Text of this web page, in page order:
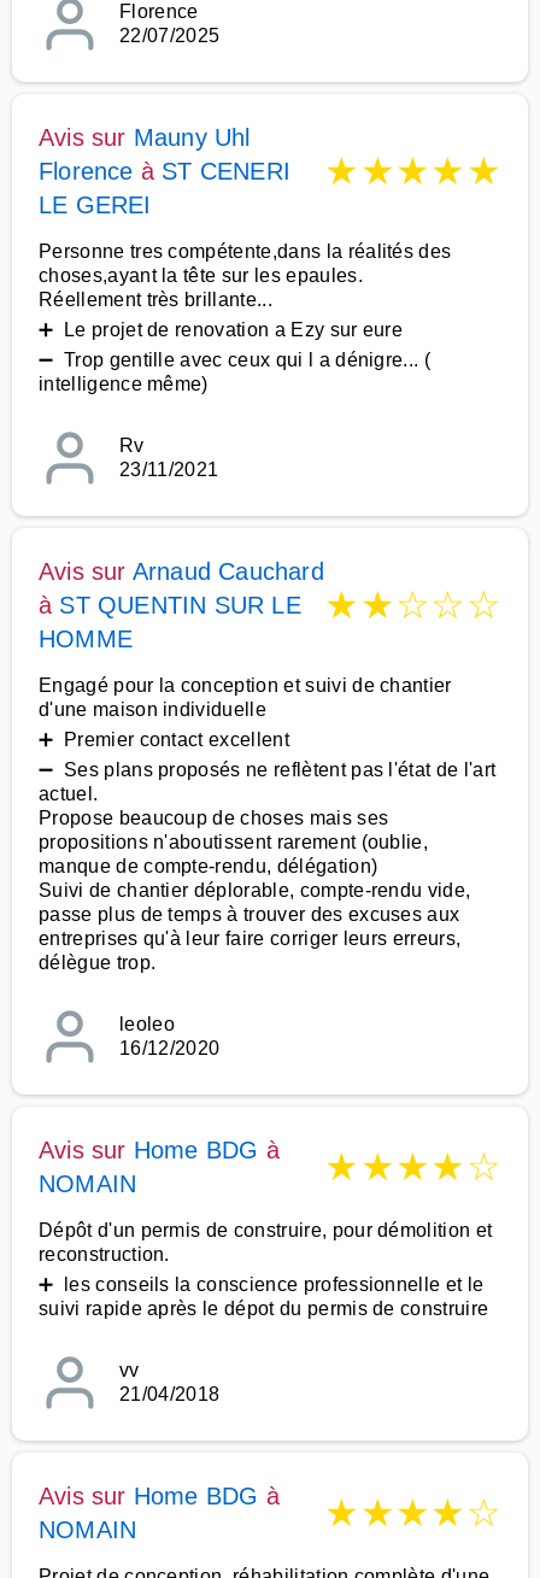
Florence
22/07/2025
Avis sur Mauny Uhl
Florence à ST CENERI
LE GEREI
★★★★★
Personne tres compétente,dans la réalités des
choses,ayant la tête sur les epaules.
Réellement très brillante...
➕ Le projet de renovation a Ezy sur eure
➖ Trop gentille avec ceux qui l a dénigre... (
intelligence même)
Rv
23/11/2021
Avis sur Arnaud Cauchard
à ST QUENTIN SUR LE
HOMME
★★☆☆☆
Engagé pour la conception et suivi de chantier
d'une maison individuelle
➕ Premier contact excellent
➖ Ses plans proposés ne reflètent pas l'état de l'art
actuel.
Propose beaucoup de choses mais ses
propositions n'aboutissent rarement (oublie,
manque de compte-rendu, délégation)
Suivi de chantier déplorable, compte-rendu vide,
passe plus de temps à trouver des excuses aux
entreprises qu'à leur faire corriger leurs erreurs,
délègue trop.
leoleo
16/12/2020
Avis sur Home BDG à
NOMAIN
★★★★☆
Dépôt d'un permis de construire, pour démolition et
reconstruction.
➕ les conseils la conscience professionnelle et le
suivi rapide après le dépot du permis de construire
vv
21/04/2018
Avis sur Home BDG à
NOMAIN
★★★★☆